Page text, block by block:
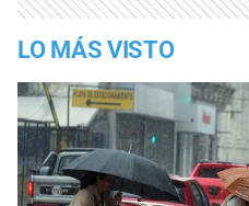
LO MÁS VISTO